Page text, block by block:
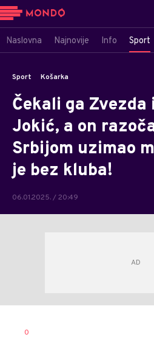
Naslovna Najnovije Info Sport
Sport Košarka
Čekali ga Zvezda
Jokić, a on
Srbijom uzimao
je bez kluba!
06.01.2025. / 20:49
0